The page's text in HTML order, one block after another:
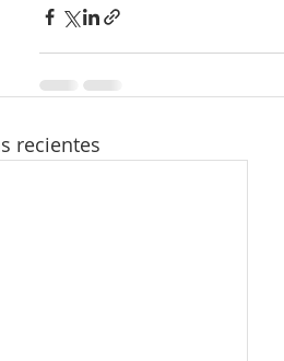
recientes